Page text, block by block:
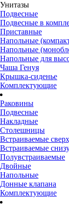
Унитазы
Подвесные
Подвесные в
Приставные
Напольные
Напольные
Напольные для
Чаша Генуя
Крышка-сиденье
Комплектующие
Раковины
Подвесные
Накладные
Столешницы
Встраиваемые
Встраиваемые
Полувстраиваемые
Двойные
Напольные
Донные клапана
Комплектующие